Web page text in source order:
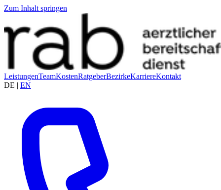
Zum Inhalt springen
LeistungenTeamKostenRatgeberBezirkeKarriereKontakt
DE | EN